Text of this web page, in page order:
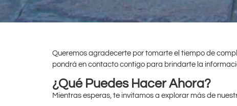
Queremos agradecerte por tomarte el tiempo de
pondrá en contacto contigo para brindarte la
¿Qué Puedes Hacer Ahora?
Mientras esperas, te invitamos a explorar más de